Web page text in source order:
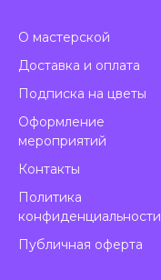
О мастерской
Доставка и оплата
Подписка на цветы
Оформление
мероприятий
Контакты
Политика
конфиденциальности
Публичная оферта